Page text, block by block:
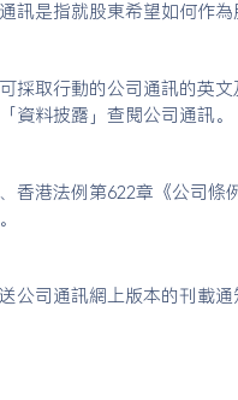
訊是指就股東希望如何作
採取行動的公司通訊的英
資料披露」查閱公司通訊。
香港法例第622章《公司
公司通訊網上版本的刊載